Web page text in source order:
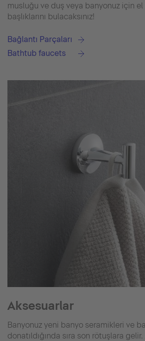
musluğu ve duş veya banyonuz için
başlıklarını bulacaksınız!
Bağlantı Parçaları
Bathtub faucets
Aksesuarlar
Banyonuz yeni banyo seramikleri ve
donatıldığında sıra son rötuşlara